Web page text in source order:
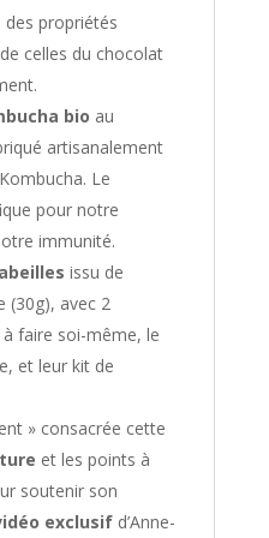
des propriétés
celles du chocolat
bio au
artisanalement
Le
pour notre
immunité.
issu de
(30g), avec 2
faire soi-même, le
et leur kit de
» consacrée cette
et les points à
soutenir son
exclusifd’Anne-